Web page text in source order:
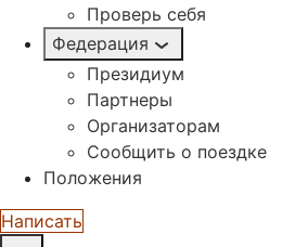
Проверь себя
Федерация
Президиум
Партнеры
Организаторам
Сообщить о поездке
Положения
Написать